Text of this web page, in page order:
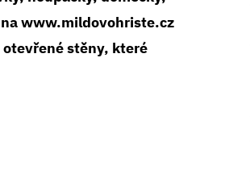
www.mildovohriste.cz
stěny, které